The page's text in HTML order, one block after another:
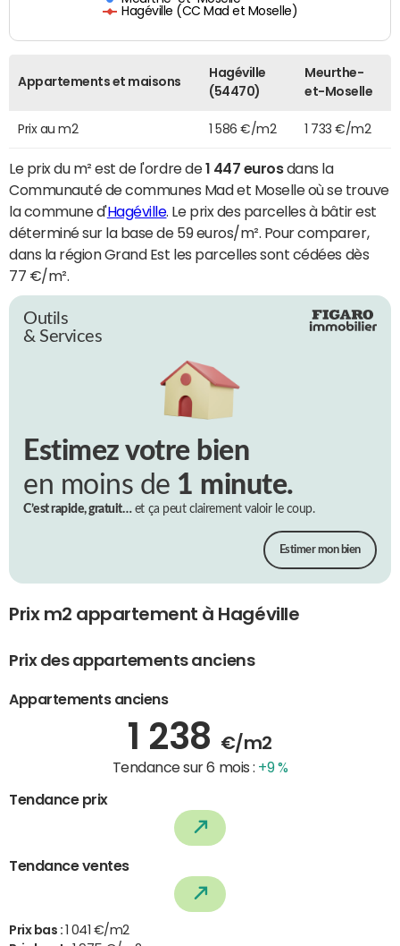
Hagéville (CC Mad et Moselle)
Appartements et maisons
Hagéville
(54470)
Meurthe-
et-Moselle
Prix au m2 1 586 €/m2 1 733 €/m2
Le prix du m² est de l'ordre de1 447 eurosdans la
Communauté de communes Mad et Moselle où se trouve
la commune d'Hagéville. Le prix des parcelles à bâtir est
déterminé sur la base de 59 euros/m². Pour comparer,
dans la région Grand Est les parcelles sont cédées dès
77 €/m².
Outils
& Services
Estimez votre bien
en moins de 1 minute.
C’est rapide, gratuit…et ça peut clairement valoir le coup.
Estimer mon bien
Prix m2 appartement à Hagéville
Prix des appartements anciens
Appartements anciens
1 238 €/m2
Tendance sur 6 mois : +9 %
Tendance prix
Tendance ventes
Prix bas : 1 041 €/m2